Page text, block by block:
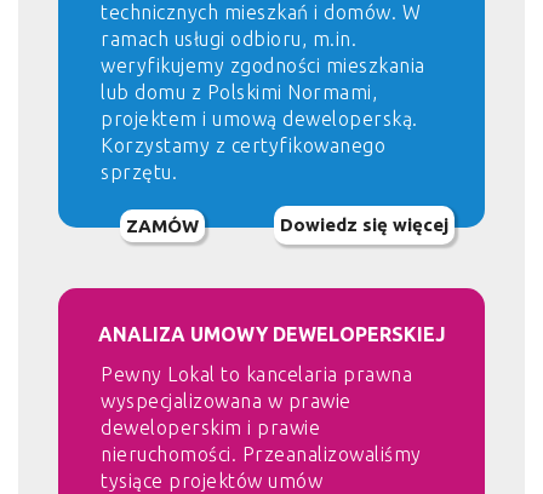
technicznych mieszkań i domów. W
ramach usługi odbioru, m.in.
weryfikujemy zgodności mieszkania
lub domu z Polskimi Normami,
projektem i umową deweloperską.
Korzystamy z certyfikowanego
sprzętu.
ZAMÓW Dowiedz się więcej
ANALIZA UMOWY DEWELOPERSKIEJ
Pewny Lokal to kancelaria prawna
wyspecjalizowana w prawie
deweloperskim i prawie
nieruchomości. Przeanalizowaliśmy
tysiące projektów umów